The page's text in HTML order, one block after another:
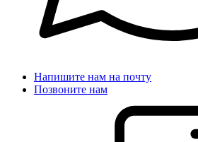
Напишите нам на почту
Позвоните нам